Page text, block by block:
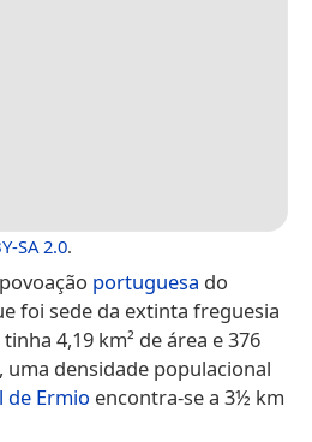
SA 2.0.
portuguesa do
foi sede da extinta freguesia
4,19 km² de área e 376
uma densidade populacional
de Ermio encontra-se a 3½ km